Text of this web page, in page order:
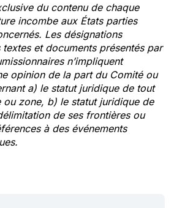
du contenu de chaque
incombe aux États parties
Les désignations
et documents présentés par
n’impliquent
opinion de la part du Comité ou
a) le statut juridique de tout
zone, b) le statut juridique de
de ses frontières ou
à des événements